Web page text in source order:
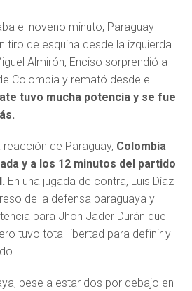
el noveno minuto, Paraguay
tiro de esquina desde la izquierda
Almirón, Enciso sorprendió a
Colombia y remató desde el
tuvo mucha potencia y se fue
de Paraguay, Colombia
y a los 12 minutos del partido
En una jugada de contra, Luis Díaz
de la defensa paraguaya y
para Jhon Jader Durán que
tuvo total libertad para definir y
pese a estar dos por debajo en